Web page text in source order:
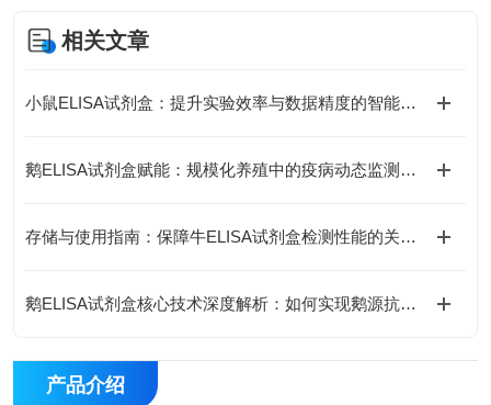
相关文章
小鼠ELISA试剂盒：提升实验效率与数据精度的智能方案
鹅ELISA试剂盒赋能：规模化养殖中的疫病动态监测体系
存储与使用指南：保障牛ELISA试剂盒检测性能的关键措施
鹅ELISA试剂盒核心技术深度解析：如何实现鹅源抗体与抗原的高特异性检测及精准定量分析？
产品介绍